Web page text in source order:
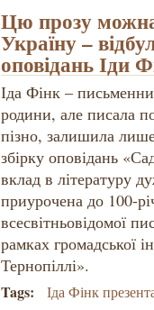
Цю прозу
Україну –
оповідань Іди
Іда Фінк –
родини, але писала
пізно, залишила
збірку оповідань
вклад в літературу
приурочена до 100-
всесвітньовідомої
рамках громадської
Тернопіллі».
Tags: Іда Фінк